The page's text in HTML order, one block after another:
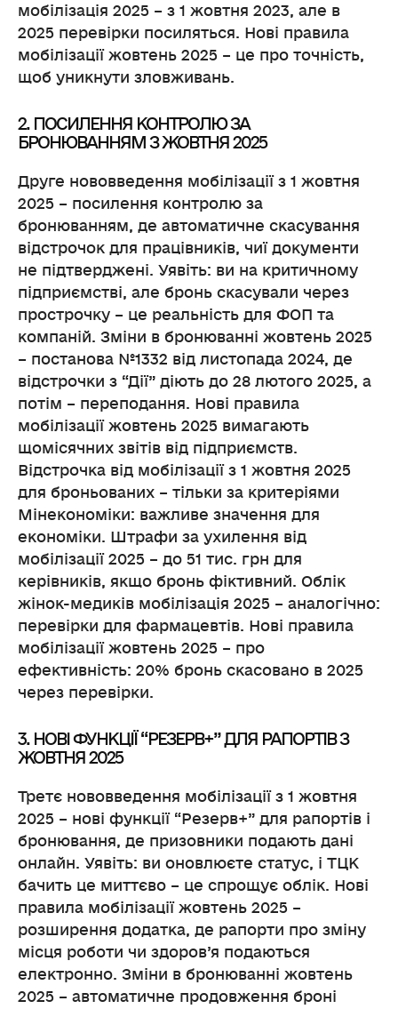
мобілізація 2025 – з 1 жовтня 2023, але в
2025 перевірки посиляться. Нові правила
мобілізації жовтень 2025 – це про точність,
щоб уникнути зловживань.
2. ПОСИЛЕННЯ КОНТРОЛЮ ЗА
БРОНЮВАННЯМ З ЖОВТНЯ 2025
Друге нововведення мобілізації з 1 жовтня
2025 – посилення контролю за
бронюванням, де автоматичне скасування
відстрочок для працівників, чиї документи
не підтверджені. Уявіть: ви на критичному
підприємстві, але бронь скасували через
прострочку – це реальність для ФОП та
компаній. Зміни в бронюванні жовтень 2025
– постанова №1332 від листопада 2024, де
відстрочки з “Дії” діють до 28 лютого 2025, а
потім – переподання. Нові правила
мобілізації жовтень 2025 вимагають
щомісячних звітів від підприємств.
Відстрочка від мобілізації з 1 жовтня 2025
для броньованих – тільки за критеріями
Мінекономіки: важливе значення для
економіки. Штрафи за ухилення від
мобілізації 2025 – до 51 тис. грн для
керівників, якщо бронь фіктивний. Облік
жінок-медиків мобілізація 2025 – аналогічно:
перевірки для фармацевтів. Нові правила
мобілізації жовтень 2025 – про
ефективність: 20% бронь скасовано в 2025
через перевірки.
3. НОВІ ФУНКЦІЇ “РЕЗЕРВ+” ДЛЯ РАПОРТІВ З
ЖОВТНЯ 2025
Третє нововведення мобілізації з 1 жовтня
2025 – нові функції “Резерв+” для рапортів і
бронювання, де призовники подають дані
онлайн. Уявіть: ви оновлюєте статус, і ТЦК
бачить це миттєво – це спрощує облік. Нові
правила мобілізації жовтень 2025 –
розширення додатка, де рапорти про зміну
місця роботи чи здоров’я подаються
електронно. Зміни в бронюванні жовтень
2025 – автоматичне продовження броні